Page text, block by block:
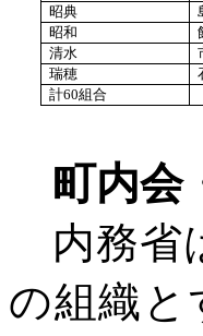
昭典
昭和
清水
瑞穂
計60組合
町内会
内務省
の組織と